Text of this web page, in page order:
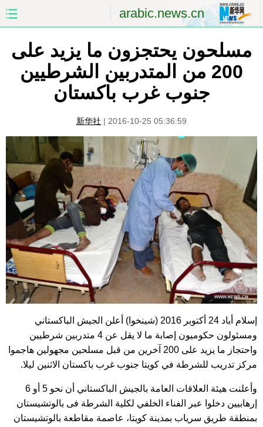
arabic.news.cn
الصين الصفحة الأولى
الشرق الأوسط العالم
الصين والعالم العربي
العلوم والصحة الثقافة والتعليم
الرياضة السياحة والبيئة
مؤتمر صحفى للخارجية الصور
مسلحون يحتجزون ما يزيد على
200 من المتدربين الشرطيين
جنوب غرب باكستان
新华社 | 2016-10-25 05:36:59
إسلام أباد 24 أكتوبر 2016 (شينخوا) أعلن الجيش الباكستاني
ومسئولون حكوميون إصابة ما لا يقل عن 4 متدربين شرطيين
واحتجاز ما يزيد على 200 آخرين من قبل مسلحين مجهولين هاجموا
مركز تدريب للشرطة في كويتا جنوب غرب باكستان الاثنين ليلا.
وأعلنت هيئة العلاقات العامة بالجيش الباكستاني أن نحو 5 أو 6
إرهابيين دخلوا عبر الفناء الخلفي لكلية الشرطة فى بالوتشيستان
بمنطقة طريق سرياب بمدينة كويتا، عاصمة مقاطعة بالوتشيستان